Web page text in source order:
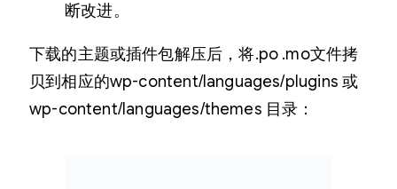
断改进。
下载的主题或插件包解压后，将.po .mo文件拷
贝到相应的wp-content/languages/plugins 或
wp-content/languages/themes 目录：